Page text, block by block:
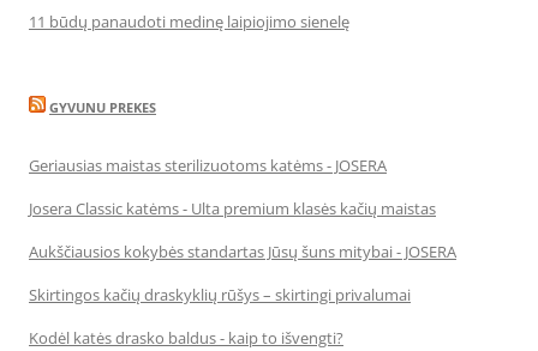
11 būdų panaudoti medinę laipiojimo sienelę
GYVUNU PREKES
Geriausias maistas sterilizuotoms katėms - JOSERA
Josera Classic katėms - Ulta premium klasės kačių maistas
Aukščiausios kokybės standartas Jūsų šuns mitybai - JOSERA
Skirtingos kačių draskyklių rūšys – skirtingi privalumai
Kodėl katės drasko baldus - kaip to išvengti?